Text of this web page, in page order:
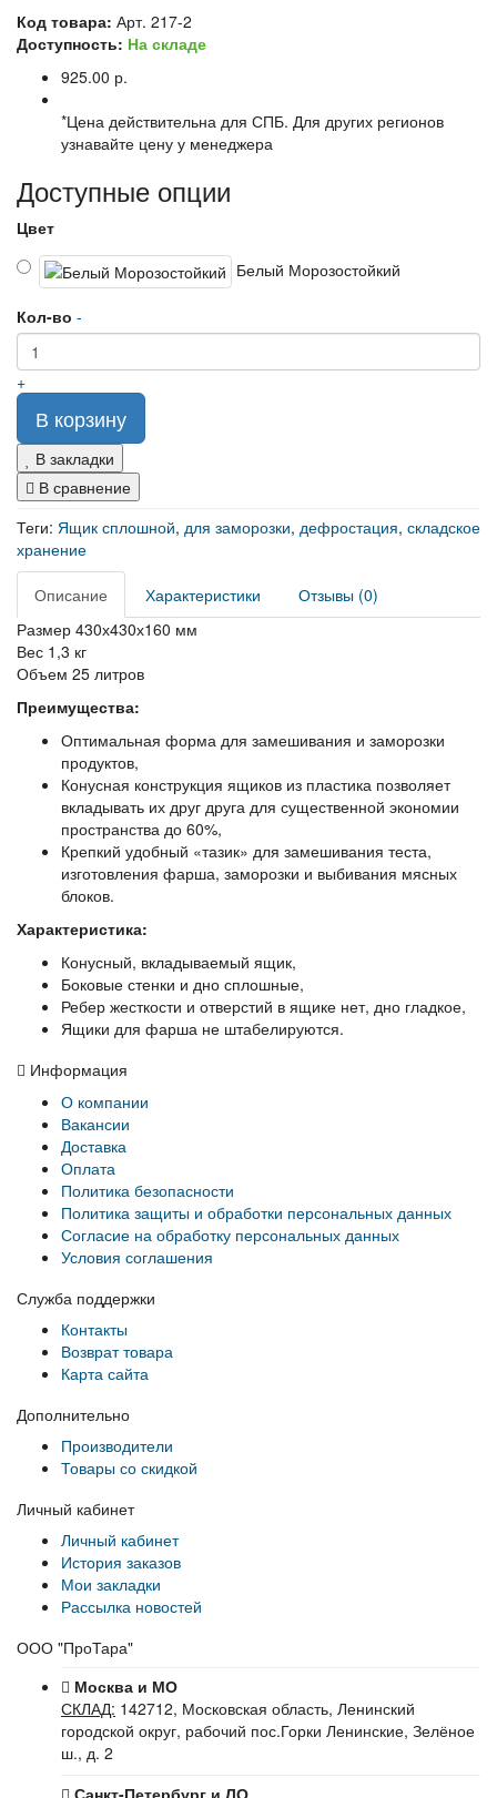
Код товара: Арт. 217-2
Доступность: На складе
925.00 р.
*Цена действительна для СПБ. Для других регионов
узнавайте цену у менеджера
Доступные опции
Цвет
Белый Морозостойкий
Кол-во -
+
В корзину
В закладки
В сравнение
Теги: Ящик сплошной, для заморозки, дефростация, складское
хранение
Описание Характеристики
Отзывы (0)
Размер 430х430х160 мм
Вес 1,3 кг
Объем 25 литров
Преимущества:
Оптимальная форма для замешивания и заморозки
продуктов,
Конусная конструкция ящиков из пластика позволяет
вкладывать их друг друга для существенной экономии
пространства до 60%,
Крепкий удобный «тазик» для замешивания теста,
изготовления фарша, заморозки и выбивания мясных
блоков.
Характеристика:
Конусный, вкладываемый ящик,
Боковые стенки и дно сплошные,
Ребер жесткости и отверстий в ящике нет, дно гладкое,
Ящики для фарша не штабелируются.
Информация
О компании
Вакансии
Доставка
Оплата
Политика безопасности
Политика защиты и обработки персональных данных
Согласие на обработку персональных данных
Условия соглашения
Служба поддержки
Контакты
Возврат товара
Карта сайта
Дополнительно
Производители
Товары со скидкой
Личный кабинет
Личный кабинет
История заказов
Мои закладки
Рассылка новостей
ООО "ПроТара"
Москва и МО
СКЛАД: 142712, Московская область, Ленинский
городской округ, рабочий пос.Горки Ленинские, Зелёное
ш., д. 2
Санкт-Петербург и ЛО